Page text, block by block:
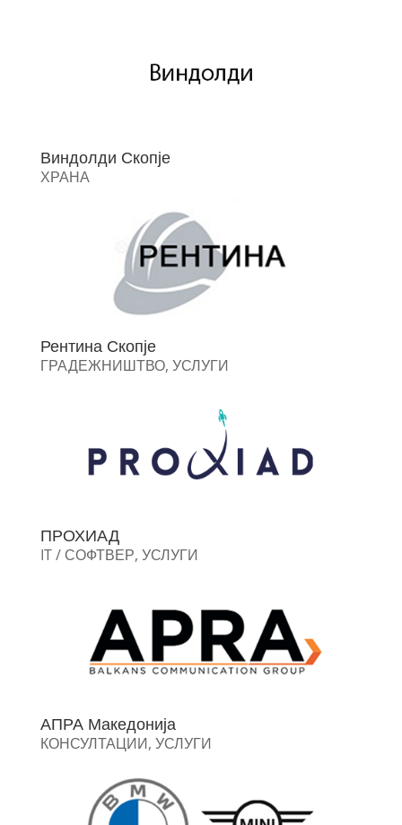
Виндолди Скопје
ХРАНА
Рентина Скопје
ГРАДЕЖНИШТВО, УСЛУГИ
ПРОХИАД
IT / СОФТВЕР, УСЛУГИ
АПРА Македонија
КОНСУЛТАЦИИ, УСЛУГИ